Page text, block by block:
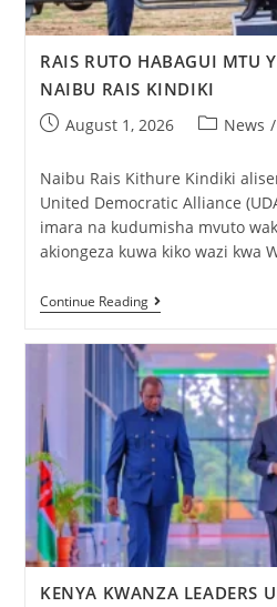
RAIS RUTO HABAGUI MTU
NAIBU RAIS KINDIKI
August 1, 2026 News /
Naibu Rais Kithure Kindiki
United Democratic Alliance
imara na kudumisha mvuto
akiongeza kuwa kiko wazi kwa
Continue Reading
KENYA KWANZA LEADERS